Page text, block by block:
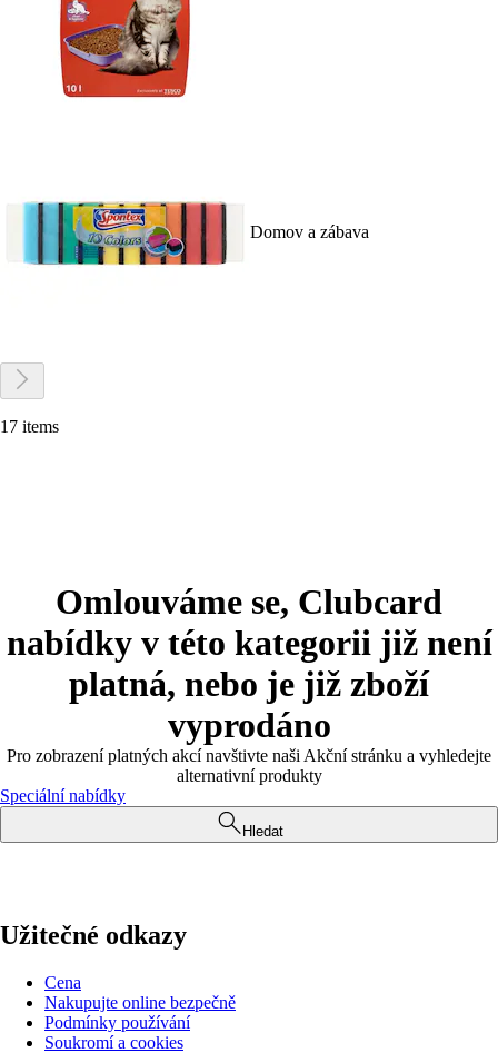
Domov a zábava
17 items
Omlouváme se, Clubcard
nabídky v této kategorii již není
platná, nebo je již zboží
vyprodáno
Pro zobrazení platných akcí navštivte naši Akční stránku a vyhledejte
alternativní produkty
Speciální nabídky
Hledat
Užitečné odkazy
Cena
Nakupujte online bezpečně
Podmínky používání
Soukromí a cookies